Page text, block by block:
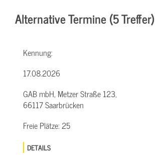
Alternative Termine (5 Treffer)
Kennung:
17.08.2026
GAB mbH, Metzer Straße 123,
66117 Saarbrücken
Freie Plätze:25
DETAILS